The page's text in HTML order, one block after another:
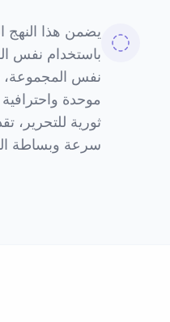
يضمن هذا النهج
باستخدام نفس
نفس المجموعة،
موحدة
ثورية للتحرير،
سرعة وبساطة